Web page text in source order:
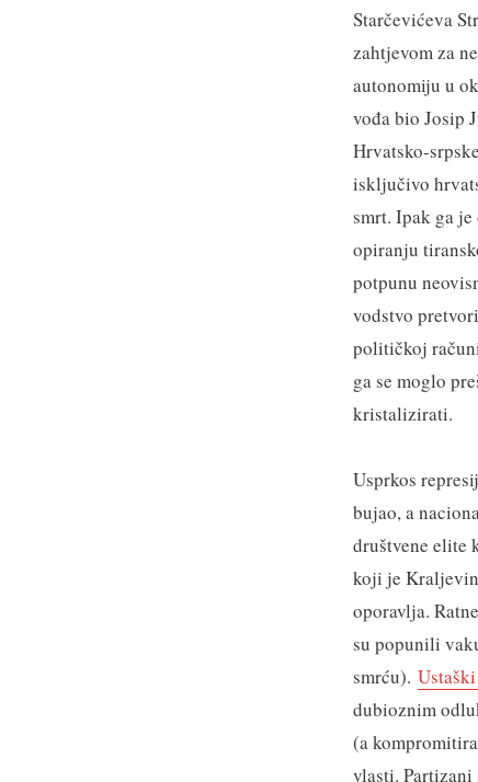
Starčevićeva
zahtjevom za
autonomiju u
vođa bio Josip
Hrvatsko-
isključivo
smrt. Ipak ga
opiranju
potpunu
vodstvo
političkoj
ga se moglo
kristalizirati.
Usprkos
bujao, a
društvene elite
koji je
oporavlja.
su popunili
smrću).
dubioznim
(a
vlasti.